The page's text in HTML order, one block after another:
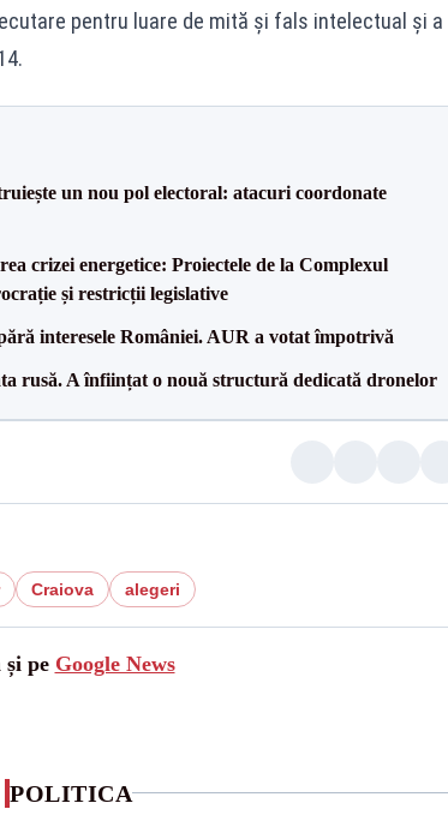
pentru luare de mită şi fals intelectual şi a
un nou pol electoral: atacuri coordonate
crizei energetice: Proiectele de la Complexul
și restricții legislative
interesele României. AUR a votat împotrivă
rusă. A înființat o nouă structură dedicată dronelor
Craiova alegeri
pe Google News
POLITICA